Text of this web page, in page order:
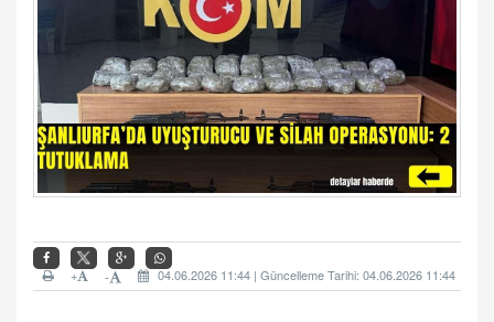
04.06.2026 11:44 | Güncelleme Tarihi: 04.06.2026 11:44
-
+